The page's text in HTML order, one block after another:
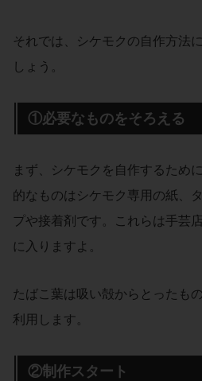
それでは、シケモクの自作方法
しょう。
①必要なものをそろえる
まず、シケモクを自作するため
的なものはシケモク専用の紙、
プや接着剤です。これらは手芸
に入りますよ。
たばこ葉は吸い殻からとったも
利用します。
②制作スタート